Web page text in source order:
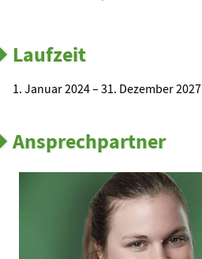
Laufzeit
1. Januar 2024 – 31. Dezember 2027
Ansprechpartner